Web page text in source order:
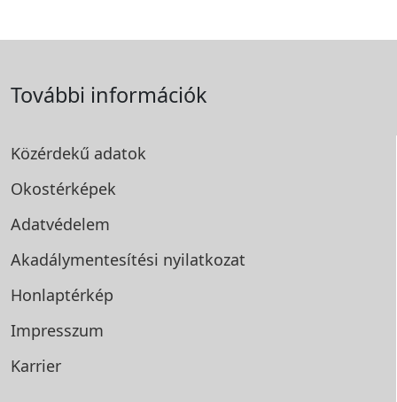
További információk
Közérdekű adatok
Okostérképek
Adatvédelem
Akadálymentesítési nyilatkozat
Honlaptérkép
Impresszum
Karrier